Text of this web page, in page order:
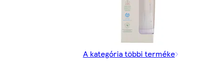
A kategória többi terméke